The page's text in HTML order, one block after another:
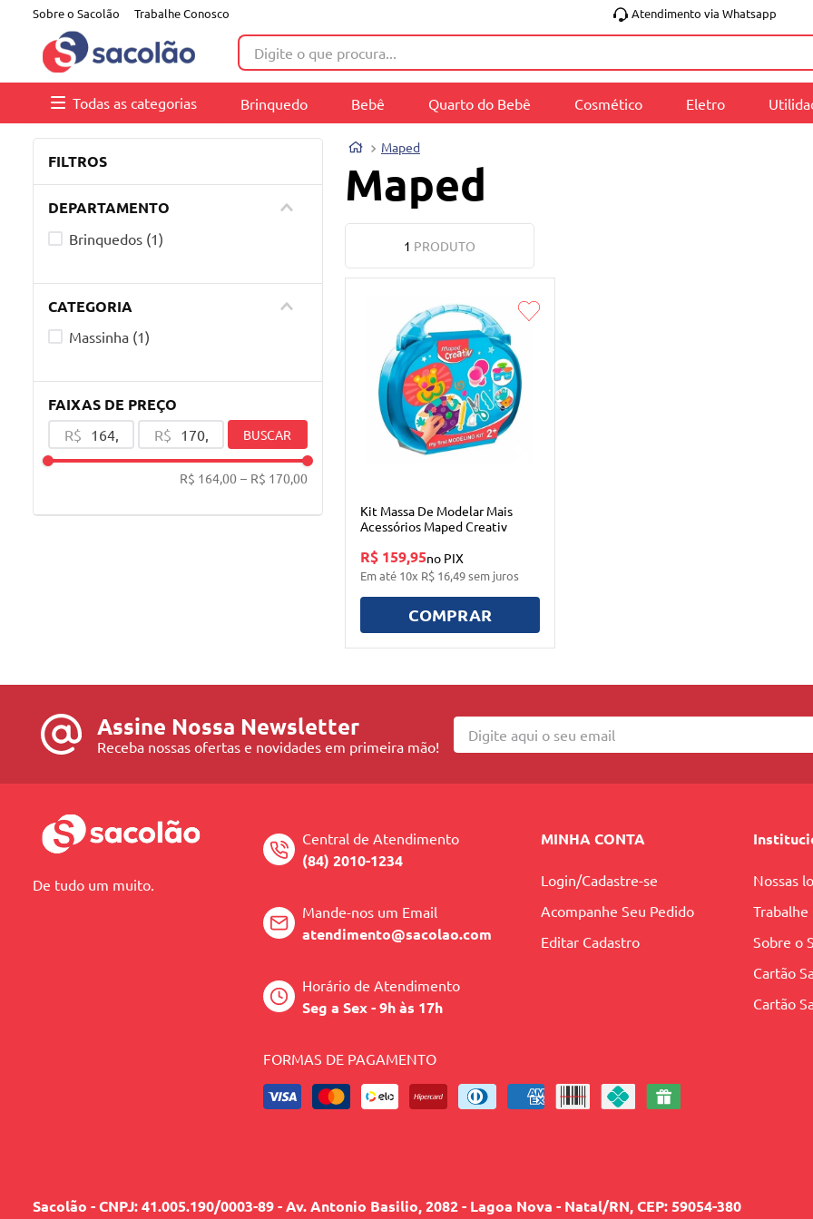
Sobre o Sacolão Trabalhe Conosco Atendimento via Whatsapp
Digite o que procura...
Todas as categorias Brinquedo Bebê Quarto do Bebê Cosmético Eletro
FILTROS
DEPARTAMENTO
Brinquedos (1)
CATEGORIA
Massinha (1)
FAIXAS DE PREÇO
R$ R$ BUSCAR
R$ 164,00 – R$ 170,00
Maped
Maped
1 PRODUTO
Kit Massa De Modelar Mais
Acessórios Maped Creativ
R$ 159,95no PIX
Em até 10x R$ 16,49sem juros
COMPRAR
Assine Nossa Newsletter
Receba nossas ofertas e novidades em primeira mão!
De tudo um muito.
Central de Atendimento
(84) 2010-1234
Mande-nos um Email
atendimento@sacolao.com
Horário de Atendimento
Seg a Sex - 9h às 17h
MINHA CONTA
Login/Cadastre-se
Acompanhe Seu Pedido
Editar Cadastro
Nossas
Trabalhe
Sobre o
Cartão
Cartão
FORMAS DE PAGAMENTO
Sacolão - CNPJ: 41.005.190/0003-89 - Av. Antonio Basilio, 2082 - Lagoa Nova - Natal/RN, CEP: 59054-380